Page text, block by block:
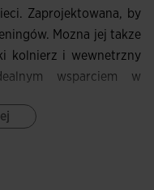
Zaprojektowana, by
Mozna jej takze
kolnierz i wewnetrzny
wsparciem w
szwy z przodu,